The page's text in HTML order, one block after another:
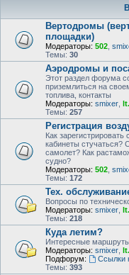
Вертодромы
площадки)
Модераторы: 502
Темы: 30
Аэродромы и
Этот раздел форума
приземлиться на
топлива, контакты
Модераторы: smixer
Темы: 257
Регистрация
Как
кабинеты стучаться?
самолет? Как
судно?
Модераторы: 502
Темы: 172
Тех.
Вопросы по
Модераторы: smixer
Темы: 218
Куда летим?
Интересные
Модераторы: smixer
Подфорум:
Ссылки
Темы: 393